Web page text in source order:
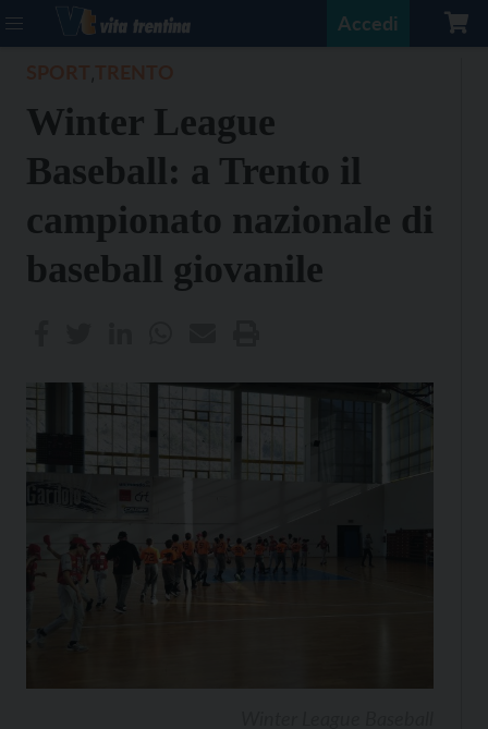
Accedi
,
Winter League
Baseball: a Trento il
campionato nazionale di
baseball giovanile